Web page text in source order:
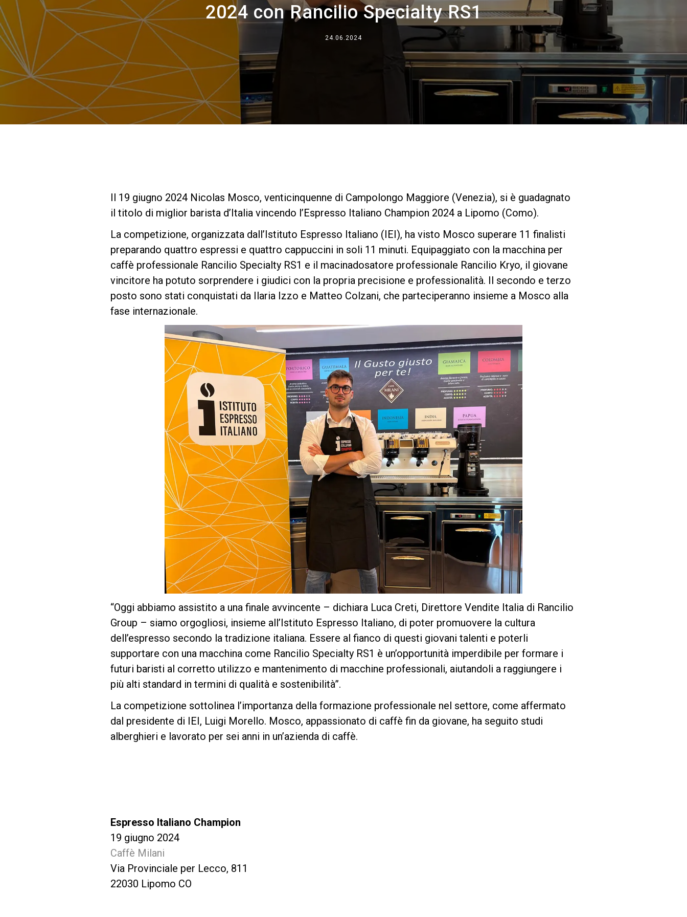
2024 con Rancilio Specialty RS1
24.06.2024
Il 19 giugno 2024 Nicolas Mosco, venticinquenne di Campolongo Maggiore (Venezia), si è guadagnato
il titolo di miglior barista d’Italia vincendo l’Espresso Italiano Champion 2024 a Lipomo (Como).
La competizione, organizzata dall’Istituto Espresso Italiano (IEI), ha visto Mosco superare 11 finalisti
preparando quattro espressi e quattro cappuccini in soli 11 minuti. Equipaggiato con la macchina per
caffè professionale Rancilio Specialty RS1 e il macinadosatore professionale Rancilio Kryo, il giovane
vincitore ha potuto sorprendere i giudici con la propria precisione e professionalità. Il secondo e terzo
posto sono stati conquistati da Ilaria Izzo e Matteo Colzani, che parteciperanno insieme a Mosco alla
fase internazionale.
“Oggi abbiamo assistito a una finale avvincente – dichiara Luca Creti, Direttore Vendite Italia di Rancilio
Group – siamo orgogliosi, insieme all’Istituto Espresso Italiano, di poter promuovere la cultura
dell’espresso secondo la tradizione italiana. Essere al fianco di questi giovani talenti e poterli
supportare con una macchina come Rancilio Specialty RS1 è un’opportunità imperdibile per formare i
futuri baristi al corretto utilizzo e mantenimento di macchine professionali, aiutandoli a raggiungere i
più alti standard in termini di qualità e sostenibilità”.
La competizione sottolinea l’importanza della formazione professionale nel settore, come affermato
dal presidente di IEI, Luigi Morello. Mosco, appassionato di caffè fin da giovane, ha seguito studi
alberghieri e lavorato per sei anni in un’azienda di caffè.
Espresso Italiano Champion
19 giugno 2024
Caffè Milani
Via Provinciale per Lecco, 811
22030 Lipomo CO
Dove siamo
Lavora con noi
Sostenibilità
Connect
Privacy Policy